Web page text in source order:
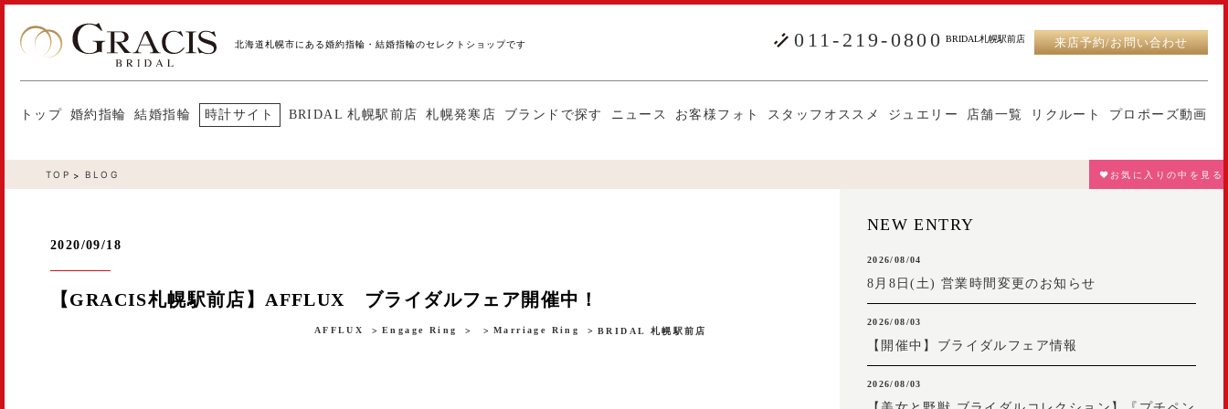
北海道札幌市にある婚約指輪・結婚指輪のセレクトショップです 011-219-0800 BRIDAL札幌駅前店 来店予約/お問い合わせ
トップ 婚約指輪 結婚指輪 時計サイト BRIDAL 札幌駅前店 札幌発寒店 ブランドで探す ニュース お客様フォト スタッフオススメ ジュエリー 店舗一覧 リクルート プロポーズ動画
TOP BLOG ♥お気に入りの中を見る
2020/09/18
【GRACIS札幌駅前店】AFFLUX ブライダルフェア開催中！
AFFLUX Engage Ring Marriage Ring BRIDAL 札幌駅前店
NEW ENTRY
2026/08/04
8月8日(土) 営業時間変更のお知らせ
2026/08/03
【開催中】ブライダルフェア情報
2026/08/03